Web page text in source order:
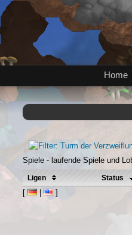
Home
Spiele - laufende Spiele und
Ligen Status
[ | ]